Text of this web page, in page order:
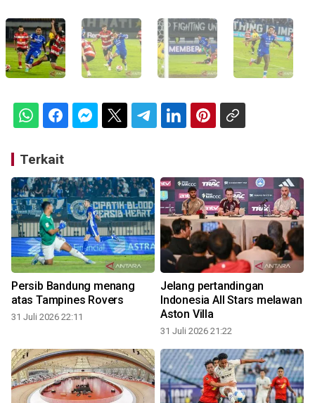
Terkait
Persib Bandung menang
atas Tampines Rovers
31 Juli 2026 22:11
Jelang pertandingan
Indonesia All Stars melawan
Aston Villa
31 Juli 2026 21:22